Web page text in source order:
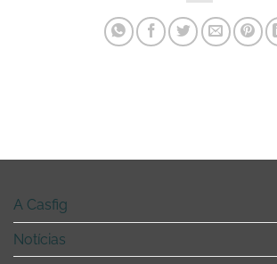
A Casfig
Notícias